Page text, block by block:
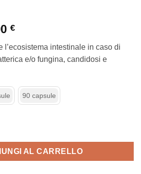
€Fascia
prezzo:
da
a
49,00 €
l’ecosistema intestinale in caso di
e/o fungina, candidosi e
90 capsule
AL CARRELLO